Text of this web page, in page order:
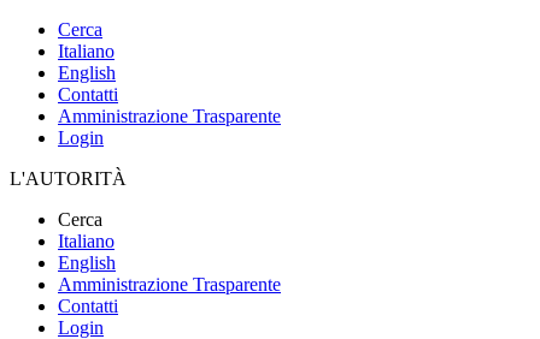
Cerca
Italiano
English
Contatti
Amministrazione Trasparente
Login
L'AUTORITÀ
Cerca
Italiano
English
Amministrazione Trasparente
Contatti
Login